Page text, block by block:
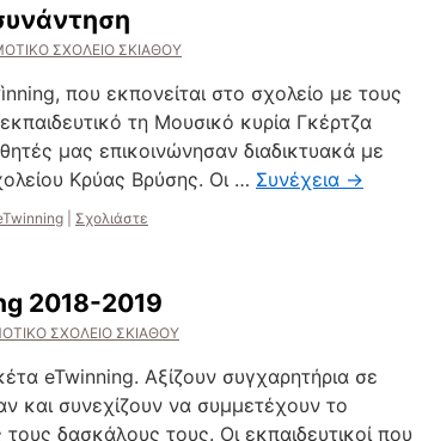
ΣΧΟΛΕΙΟ ΣΚΙΑΘΟΥ
που εκπονείται στο σχολείο με τους
τη Μουσικό κυρία Γκέρτζα
μας επικοινώνησαν διαδικτυακά με
Κρύας Βρύσης. Οι … Συνέχεια →
Σχολιάστε
2018-2019
ΣΧΟΛΕΙΟ ΣΚΙΑΘΟΥ
eTwinning. Αξίζουν συγχαρητήρια σε
και συνεχίζουν να συμμετέχουν το
δασκάλους τους. Οι εκπαιδευτικοί που